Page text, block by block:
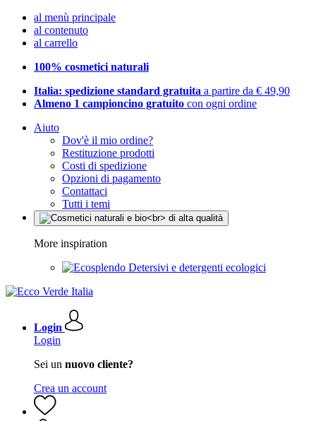
al menù principale
al contenuto
al carrello
100% cosmetici naturali
Italia: spedizione standard gratuita a partire da € 49,90
Almeno 1 campioncino gratuito con ogni ordine
Aiuto
Dov'è il mio ordine?
Restituzione prodotti
Costi di spedizione
Opzioni di pagamento
Contattaci
Tutti i temi
More inspiration
Detersivi e detergenti ecologici
Login
Login
Sei un nuovo cliente?
Crea un account